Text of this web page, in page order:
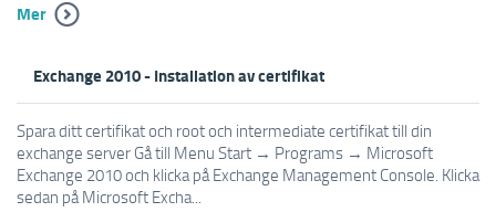
Mer
Exchange 2010 - Installation av certifikat
Spara ditt certifikat och root och intermediate certifikat till din
exchange server Gå till Menu Start → Programs → Microsoft
Exchange 2010 och klicka på Exchange Management Console. Klicka
sedan på Microsoft Excha...